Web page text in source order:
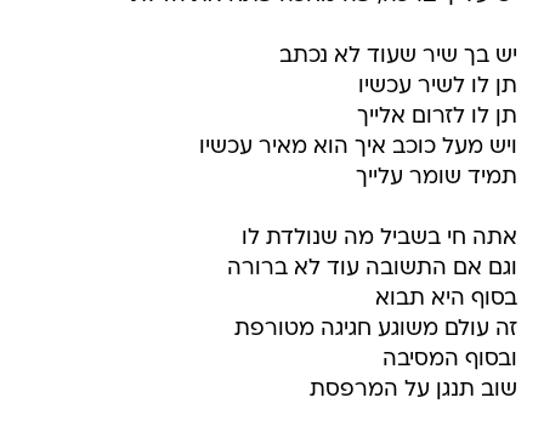
יש בך שיר שעוד לא נכתב
תן לו לשיר עכשיו
תן לו לזרום אלייך
ויש מעל כוכב איך הוא מאיר עכשיו
תמיד שומר עלייך
אתה חי בשביל מה שנולדת לו
וגם אם התשובה עוד לא ברורה
בסוף היא תבוא
זה עולם משוגע חגיגה מטורפת
ובסוף המסיבה
שוב תנגן על המרפסת